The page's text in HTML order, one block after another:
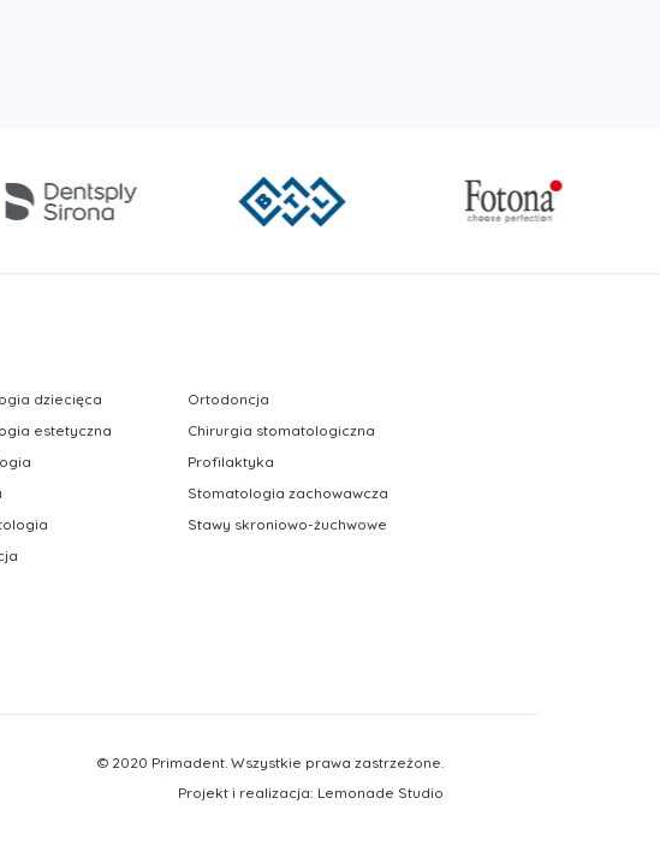
dziecięca
Ortodoncja
estetyczna
Chirurgia stomatologiczna
Profilaktyka
Stomatologia zachowawcza
Stawy skroniowo-żuchwowe
© 2020 Primadent. Wszystkie prawa zastrzeżone.
Projekt i realizacja: Lemonade Studio